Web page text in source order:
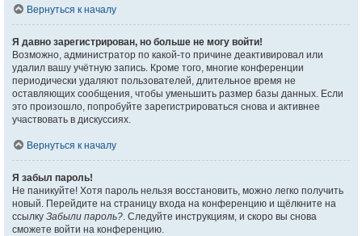
Вернуться к началу
Я давно зарегистрирован, но больше не могу войти!
Возможно, администратор по какой-то причине деактивировал или
удалил вашу учётную запись. Кроме того, многие конференции
периодически удаляют пользователей, длительное время не
оставляющих сообщения, чтобы уменьшить размер базы данных. Если
это произошло, попробуйте зарегистрироваться снова и активнее
участвовать в дискуссиях.
Вернуться к началу
Я забыл пароль!
Не паникуйте! Хотя пароль нельзя восстановить, можно легко получить
новый. Перейдите на страницу входа на конференцию и щёлкните на
ссылку Забыли пароль?. Следуйте инструкциям, и скоро вы снова
сможете войти на конференцию.